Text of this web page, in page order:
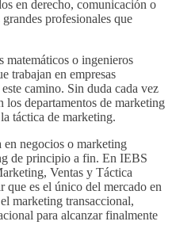
en derecho, comunicación o
profesionales que
matemáticos o ingenieros
trabajan en empresas
camino. Sin duda cada vez
los departamentos de marketing
táctica de marketing.
negocios o marketing
de principio a fin. En IEBS
Ventas y Táctica
que es el único del mercado en
marketing transaccional,
para alcanzar finalmente